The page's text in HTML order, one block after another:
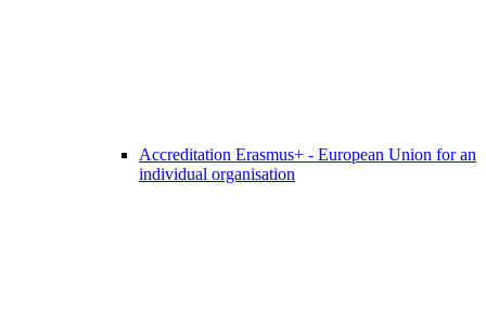
Accreditation Erasmus+ - European Union for an
individual organisation